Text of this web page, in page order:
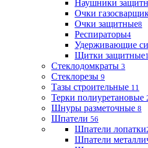
Наушники
Очки
Очки защитные8
Респираторы4
Удерживающие
Щитки защитные
Стеклодомкраты 3
Стеклорезы 9
Тазы строительные 11
Терки полиуретановые
Шнуры разметочные 8
Шпатели 56
Шпатели лопатки
Шпатели